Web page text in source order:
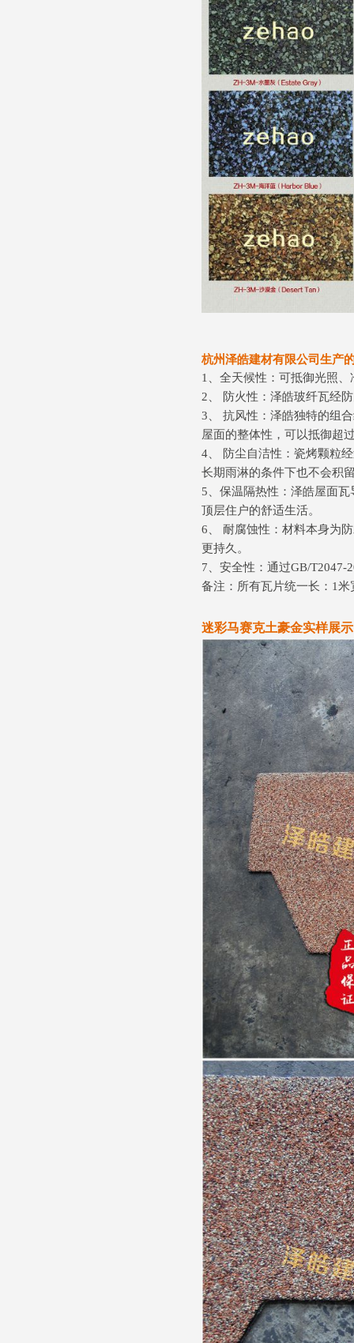
杭州泽皓建材有限公司生产
1、全天候性：可抵御光照
2、 防火性：泽皓玻纤瓦经
3、 抗风性：泽皓独特的组
屋面的整体性，可以抵御超
4、 防尘自洁性：瓷烤颗粒
长期雨淋的条件下也不会积
5、保温隔热性：泽皓屋面
顶层住户的舒适生活。
6、 耐腐蚀性：材料本身为
更持久。
7、安全性：通过GB/T2047-
备注：所有瓦片统一长：1米
迷彩马赛克土豪金实样展